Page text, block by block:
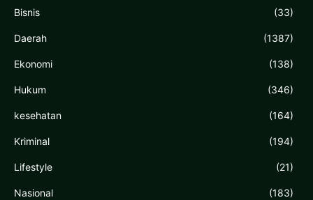
Bisnis (33)
Daerah (1387)
Ekonomi (138)
Hukum (346)
kesehatan (164)
Kriminal (194)
Lifestyle (21)
Nasional (183)